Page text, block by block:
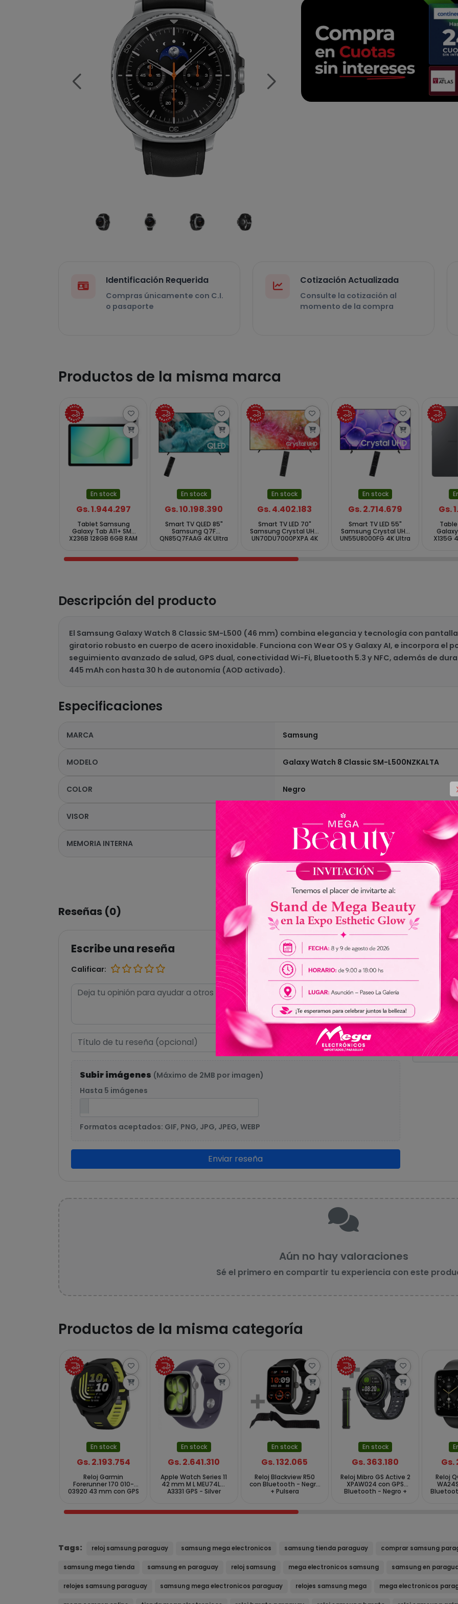
Identificación Requerida
Compras únicamente con C.I.
o pasaporte
Cotización Actualizada
Consulte la cotización al
momento de la compra
Productos de la misma marca
En stock
Gs. 1.944.297
Tablet Samsung
Galaxy Tab A11+ SM-
X236B 128GB 6GB RAM
En stock
Gs. 10.198.390
Smart TV QLED 85"
Samsung Q7F
QN85Q7FAAG 4K Ultra
Conversor Digital
En stock
Gs. 4.402.183
Smart TV LED 70"
Samsung Crystal UHD
UN70DU7000PXPA 4K
Conversor Digital
En stock
Gs. 2.714.679
Smart TV LED 55"
Samsung Crystal UHD
UN55U8000FG 4K Ultra
Gs.
Galaxy
X135G
Descripción del producto
El Samsung Galaxy Watch 8 Classic SM-L500 (46 mm) combina elegancia y tecnología con pantalla
giratorio robusto en cuerpo de acero inoxidable. Funciona con Wear OS y Galaxy AI, e incorpora el
seguimiento avanzado de salud, GPS dual, conectividad Wi-Fi, Bluetooth 5.3 y NFC, además de
445 mAh con hasta 30 h de autonomía (AOD activado).
Especificaciones
MARCA Samsung
MODELO Galaxy Watch 8 Classic SM-L500NZKALTA
COLOR Negro
VISOR Touch Screen de 1.3" Super AMOLED
MEMORIA INTERNA
Ver todas las especificaciones
Reseñas (0)
Escribe una reseña
Calificar:
Subir imágenes (Máximo de 2MB por imagen)
Hasta 5 imágenes
Formatos aceptados: GIF, PNG, JPG, JPEG, WEBP
Enviar reseña
Sin
Aún no hay valoraciones
Sé el primero en compartir tu experiencia con este
Productos de la misma categoría
En stock
Gs. 2.193.754
Reloj Garmin
Forerunner 170 010-
03920 43 mm con GPS
En stock
Gs. 2.641.310
Apple Watch Series 11
42 mm M L MEU74LW
A3331 GPS - Silver
En stock
Gs. 132.065
Reloj Blackview R50
con Bluetooth - Negro
+ Pulsera
En stock
Gs. 363.180
Reloj Mibro GS Active 2
XPAW024 con GPS
Bluetooth - Negro +
Gs.
Reloj
Tags: reloj samsung paraguay samsung mega electronicos samsung tienda paraguay comprar samsung
samsung mega tienda samsung en paraguay reloj samsung mega electronicos samsung samsung en
relojes samsung paraguay samsung mega electronicos paraguay relojes samsung mega mega electronicos